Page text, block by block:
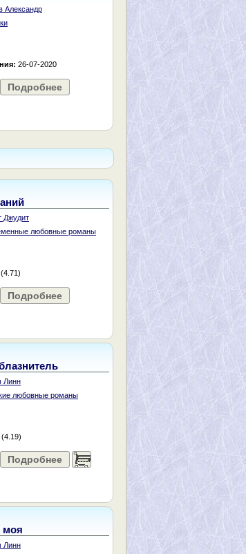
Александр
26-07-2020
Подробнее
Джудит
любовные романы
Подробнее
Линн
любовные романы
Подробнее ......
моя
Линн